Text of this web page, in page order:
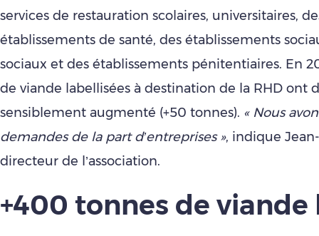
services de restauration scolaires, universitaires,
établissements de santé, des établissements
sociaux et des établissements pénitentiaires. En
de viande labellisées à destination de la RHD ont
sensiblement augmenté (+50 tonnes). « Nous
demandes de la part d’entreprises », indique
directeur de l’association.
+400 tonnes de viande